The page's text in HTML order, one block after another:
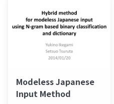
Modeless Japanese
Input Method